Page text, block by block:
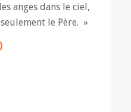
anges dans le ciel,
le Père. »